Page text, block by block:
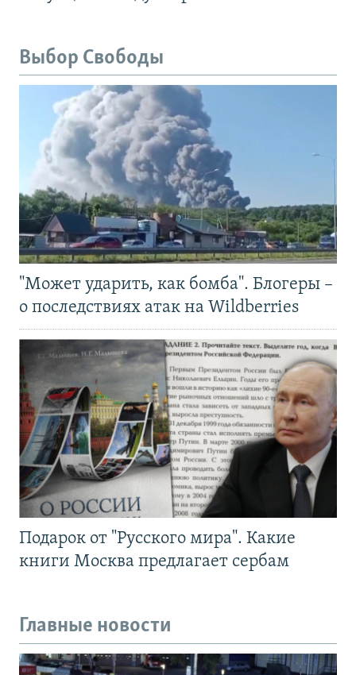
Выбор Свободы
"Может ударить, как бомба". Блогеры –
о последствиях атак на Wildberries
Подарок от "Русского мира". Какие
книги Москва предлагает сербам
Главные новости